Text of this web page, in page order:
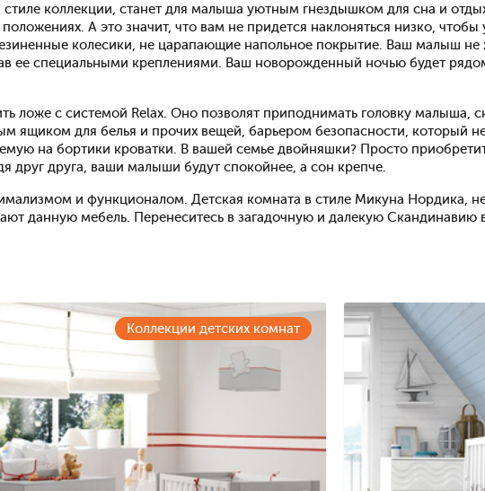
коллекции, станет для малыша уютным гнездышком для сна и
А это значит, что вам не придется наклоняться низко, чтобы
колесики, не царапающие напольное покрытие. Ваш малыш не
ее специальными креплениями. Ваш новорожденный ночью будет
с системой Relax. Оно позволят приподнимать головку малыша,
ящиком для белья и прочих вещей, барьером безопасности, который
на бортики кроватки. В вашей семье двойняшки? Просто
друг друга, ваши малыши будут спокойнее, а сон крепче.
и функционалом. Детская комната в стиле Микуна Нордика,
данную мебель. Перенеситесь в загадочную и далекую Скандинавию
Коллекции детских комнат